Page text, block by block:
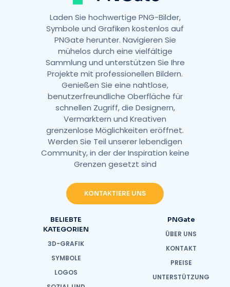
Laden Sie hochwertige PNG-Bilder,
Symbole und Grafiken kostenlos auf
PNGate herunter. Navigieren Sie
mühelos durch eine vielfältige
Sammlung und unterstützen Sie Ihre
Projekte mit professionellen Bildern.
Genießen Sie eine nahtlose,
benutzerfreundliche Oberfläche für
schnellen Zugriff, die Designern,
Vermarktern und Kreativen
grenzenlose Möglichkeiten eröffnet.
Werden Sie Teil unserer lebendigen
Community, in der der Inspiration keine
Grenzen gesetzt sind
KONTAKTIERE UNS
BELIEBTE
KATEGORIEN
3D-GRAFIK
SYMBOLE
LOGOS
PNGate
ÜBER UNS
KONTAKT
PREISE
UNTERSTÜTZUNG